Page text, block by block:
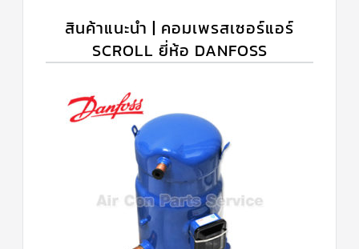
สินค้าแนะนำ | คอมเพรสเซอร์แอร์
SCROLL ยี่ห้อ DANFOSS